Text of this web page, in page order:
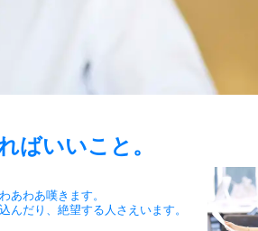
ばいいこと。
わあ嘆きます。
んだり、絶望する人さえいます。